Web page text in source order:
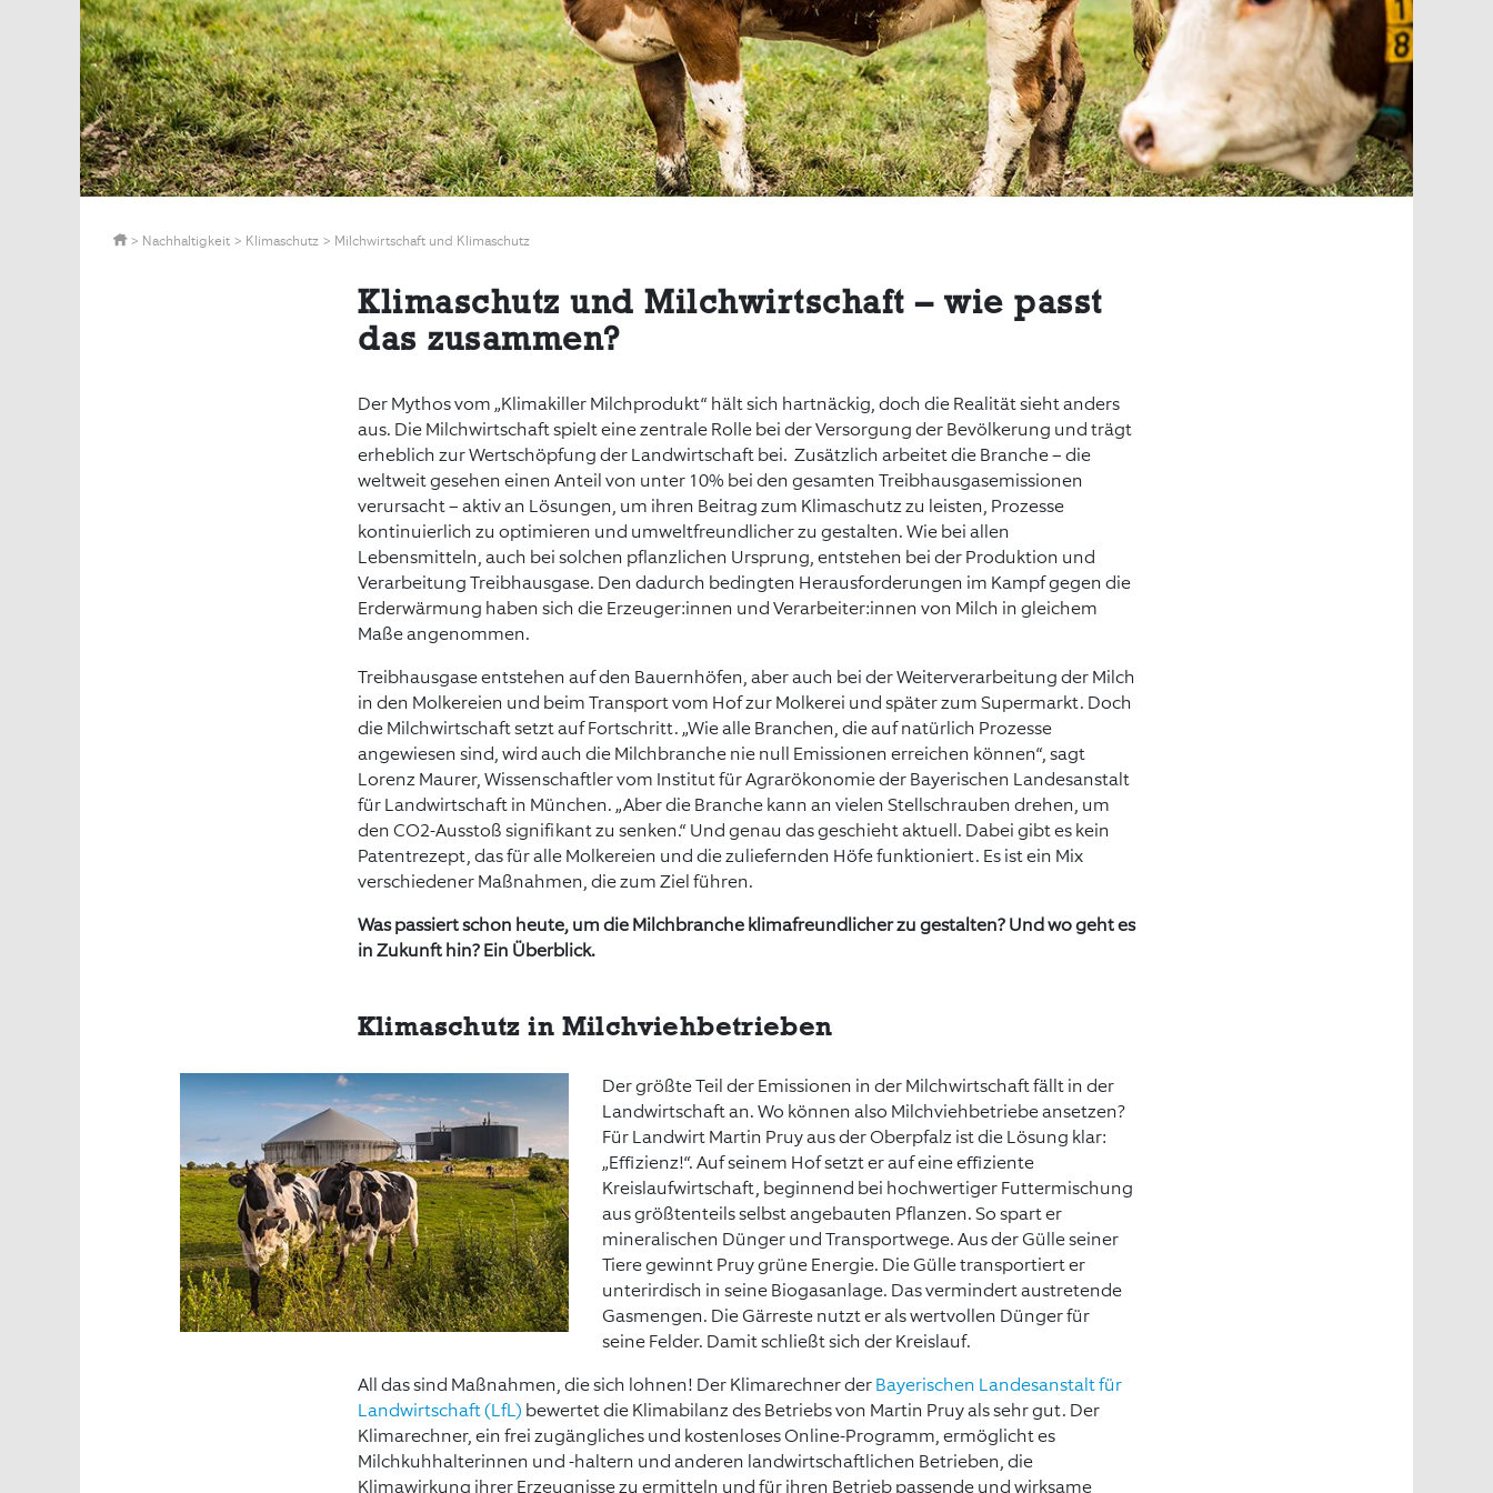
> Nachhaltigkeit > Klimaschutz > Milchwirtschaft und Klimaschutz
Klimaschutz und Milchwirtschaft – wie passt
das zusammen?
Der Mythos vom „Klimakiller Milchprodukt“ hält sich hartnäckig, doch die Realität sieht anders
aus. Die Milchwirtschaft spielt eine zentrale Rolle bei der Versorgung der Bevölkerung und trägt
erheblich zur Wertschöpfung der Landwirtschaft bei. Zusätzlich arbeitet die Branche – die
weltweit gesehen einen Anteil von unter 10% bei den gesamten Treibhausgasemissionen
verursacht – aktiv an Lösungen, um ihren Beitrag zum Klimaschutz zu leisten, Prozesse
kontinuierlich zu optimieren und umweltfreundlicher zu gestalten. Wie bei allen
Lebensmitteln, auch bei solchen pflanzlichen Ursprung, entstehen bei der Produktion und
Verarbeitung Treibhausgase. Den dadurch bedingten Herausforderungen im Kampf gegen die
Erderwärmung haben sich die Erzeuger:innen und Verarbeiter:innen von Milch in gleichem
Maße angenommen.
Treibhausgase entstehen auf den Bauernhöfen, aber auch bei der Weiterverarbeitung der Milch
in den Molkereien und beim Transport vom Hof zur Molkerei und später zum Supermarkt. Doch
die Milchwirtschaft setzt auf Fortschritt. „Wie alle Branchen, die auf natürlich Prozesse
angewiesen sind, wird auch die Milchbranche nie null Emissionen erreichen können“, sagt
Lorenz Maurer, Wissenschaftler vom Institut für Agrarökonomie der Bayerischen Landesanstalt
für Landwirtschaft in München. „Aber die Branche kann an vielen Stellschrauben drehen, um
den CO2-Ausstoß signifikant zu senken.“ Und genau das geschieht aktuell. Dabei gibt es kein
Patentrezept, das für alle Molkereien und die zuliefernden Höfe funktioniert. Es ist ein Mix
verschiedener Maßnahmen, die zum Ziel führen.
Was passiert schon heute, um die Milchbranche klimafreundlicher zu gestalten? Und wo geht es
in Zukunft hin? Ein Überblick.
Klimaschutz in Milchviehbetrieben
Der größte Teil der Emissionen in der Milchwirtschaft fällt in der
Landwirtschaft an. Wo können also Milchviehbetriebe ansetzen?
Für Landwirt Martin Pruy aus der Oberpfalz ist die Lösung klar:
„Effizienz!“. Auf seinem Hof setzt er auf eine effiziente
Kreislaufwirtschaft, beginnend bei hochwertiger Futtermischung
aus größtenteils selbst angebauten Pflanzen. So spart er
mineralischen Dünger und Transportwege. Aus der Gülle seiner
Tiere gewinnt Pruy grüne Energie. Die Gülle transportiert er
unterirdisch in seine Biogasanlage. Das vermindert austretende
Gasmengen. Die Gärreste nutzt er als wertvollen Dünger für
seine Felder. Damit schließt sich der Kreislauf.
All das sind Maßnahmen, die sich lohnen! Der Klimarechner derBayerischen Landesanstalt für
Landwirtschaft (LfL) bewertet die Klimabilanz des Betriebs von Martin Pruy als sehr gut. Der
Klimarechner, ein frei zugängliches und kostenloses Online-Programm, ermöglicht es
Milchkuhhalterinnen und -haltern und anderen landwirtschaftlichen Betrieben, die
Klimawirkung ihrer Erzeugnisse zu ermitteln und für ihren Betrieb passende und wirksame